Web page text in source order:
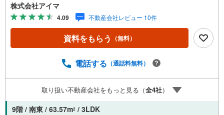
株式会社アイマ
4.09 不動産会社レビュー 10件
資料をもらう （無料）
電話する （通話料無料）
取り扱い不動産会社をもっと見る（全4社）
9階 / 南東 / 63.57m2 / 3LDK